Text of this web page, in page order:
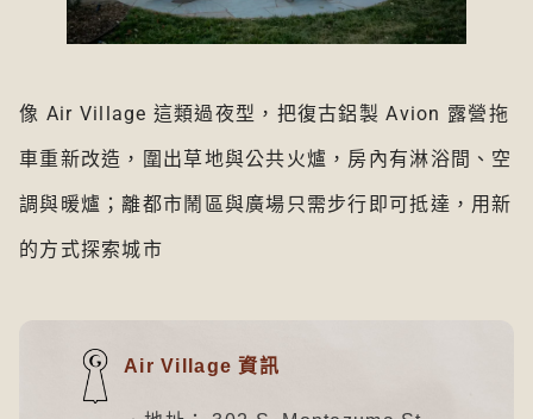
像 Air Village 這類過夜型，把復古鋁製 Avion 露營拖
車重新改造，圍出草地與公共火爐，房內有淋浴間、空
調與暖爐；離都市鬧區與廣場只需步行即可抵達，用新
的方式探索城市
Air Village 資訊